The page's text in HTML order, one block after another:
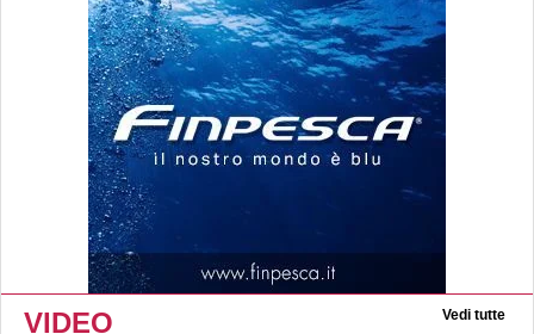
VIDEO Vedi tutte